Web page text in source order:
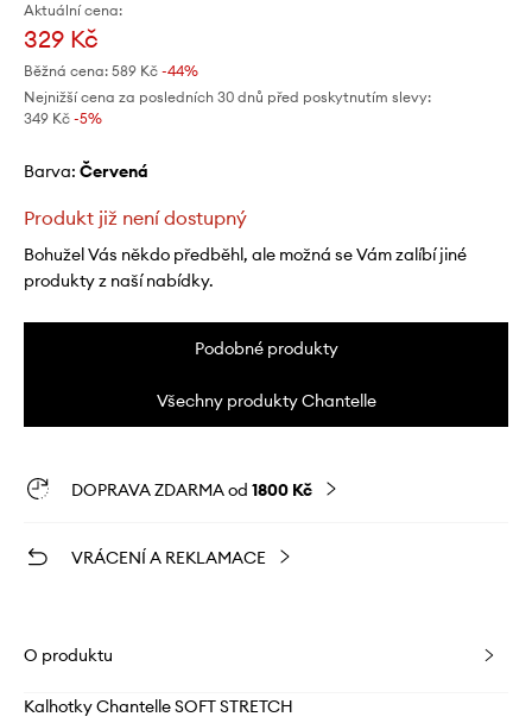
Aktuální cena:
329 Kč
Běžná cena: 589 Kč -44%
Nejnižší cena za posledních 30 dnů před poskytnutím slevy:
349 Kč -5%
Barva: červená
Produkt již není dostupný
Bohužel Vás někdo předběhl, ale možná se Vám zalíbí jiné
produkty z naší nabídky.
Podobné produkty
Všechny produkty Chantelle
DOPRAVA ZDARMA od 1800 Kč
VRÁCENÍ A REKLAMACE
O produktu
Kalhotky Chantelle SOFT STRETCH